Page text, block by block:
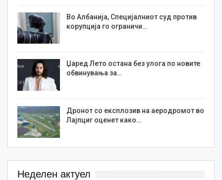
Во Албанија, Специјалниот суд против
корупција го ограничи…
Џаред Лето остана без улога по новите
обвинувања за…
Дронот со експлозив на аеродромот во
Лајпциг оценет како…
Неделен актуел